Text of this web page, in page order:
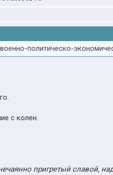
политическо-
с колен.
пригретый славой,